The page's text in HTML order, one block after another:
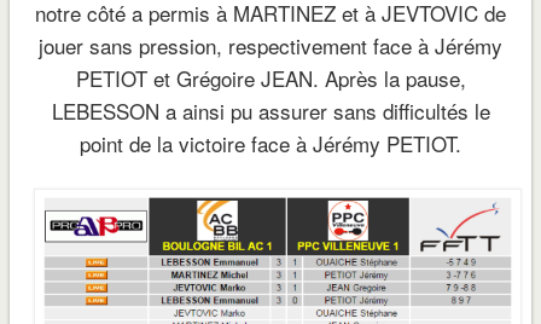
notre côté a permis à MARTINEZ et à JEVTOVIC de
jouer sans pression, respectivement face à Jérémy
PETIOT et Grégoire JEAN. Après la pause,
LEBESSON a ainsi pu assurer sans difficultés le
point de la victoire face à Jérémy PETIOT.